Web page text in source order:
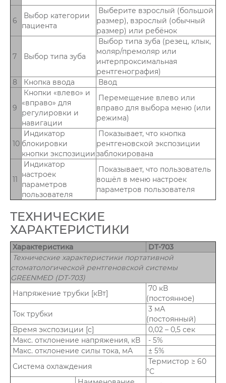
6
Выбор категории
пациента
Выберите взрослый (большой
размер), взрослый (обычный
размер) или ребёнок
7 Выбор типа зуба
Выбор типа зуба (резец, клык,
моляр/премоляр или
интерпроксимальная
рентгенография)
8
Кнопка ввода Ввод
9
Кнопки «влево» и
«вправо» для
регулировки и
навигации
Перемещение влево или
вправо для выбора меню (или
режима)
10
Индикатор
блокировки
кнопки экспозиции
Показывает, что кнопка
рентгеновской экспозиции
заблокирована
11
Индикатор
настроек
параметров
пользователя
Показывает, что пользователь
вошёл в меню настроек
параметров пользователя
ТЕХНИЧЕСКИЕ
ХАРАКТЕРИСТИКИ
Характеристика
DT-703
Технические характеристики портативной
стоматологической рентгеновской системы
GREENMED (DT-703)
Напряжение трубки [кВт]
70 кВ
(постоянное)
Ток трубки
3 мА
(постоянный)
Время экспозиции [с]
0,02 – 0,5 сек
Макс. отклонение напряжения, кВ
- 5%
Макс. отклонение силы тока, мА
± 5%
Система охлаждения
Термистор ≥ 60
°С